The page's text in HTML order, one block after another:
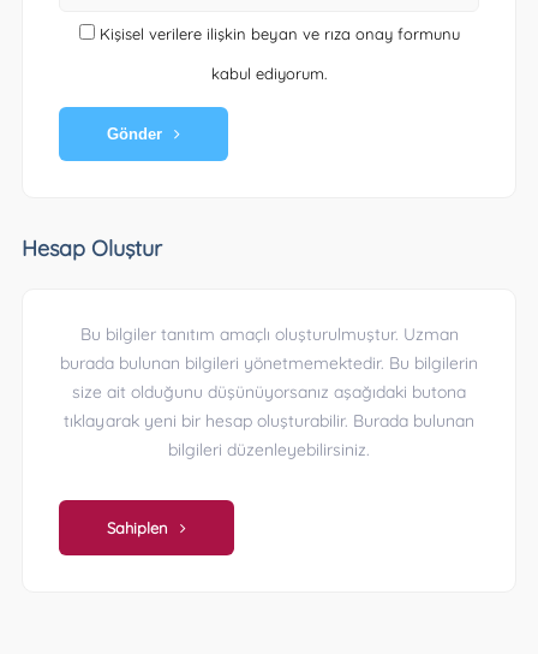
Kişisel verilere ilişkin beyan ve rıza onay formunu
kabul ediyorum.
Gönder
Hesap Oluştur
Bu bilgiler tanıtım amaçlı oluşturulmuştur. Uzman
burada bulunan bilgileri yönetmemektedir. Bu bilgilerin
size ait olduğunu düşünüyorsanız aşağıdaki butona
tıklayarak yeni bir hesap oluşturabilir. Burada bulunan
bilgileri düzenleyebilirsiniz.
Sahiplen